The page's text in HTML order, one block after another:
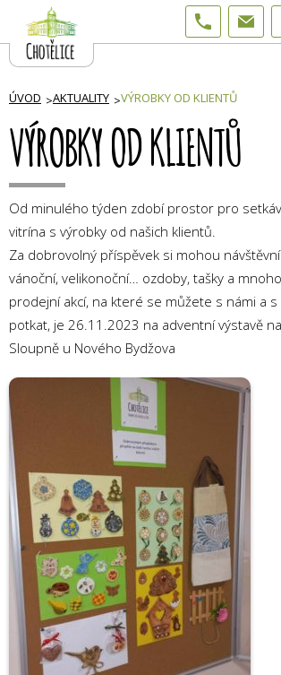
ÚVOD AKTUALITY VÝROBKY OD KLIENTŮ
VÝROBKY OD KLIENTŮ
Od minulého týden zdobí prostor pro
vitrína s výrobky od našich klientů.
Za dobrovolný příspěvek si mohou
vánoční, velikonoční… ozdoby, tašky a
prodejní akcí, na které se můžete s námi a s
potkat, je 26.11.2023 na adventní výstavě
Sloupně u Nového Bydžova